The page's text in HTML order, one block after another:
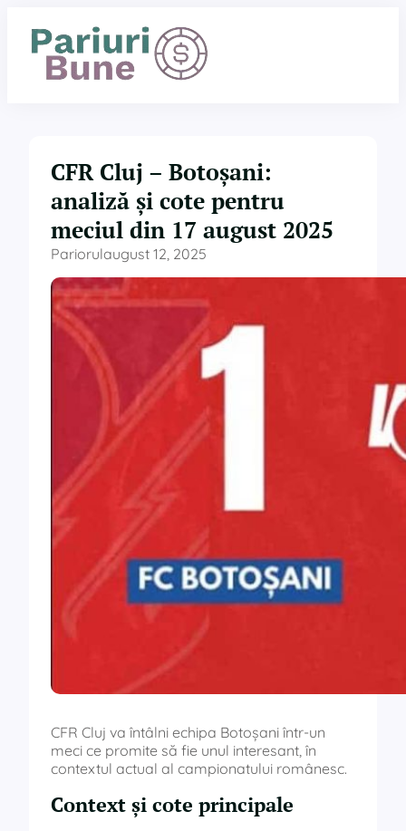
conținut
CFR Cluj – Botoșani:
analiză și cote pentru
meciul din 17 august 2025
Pariorulaugust 12, 2025
CFR Cluj va întâlni echipa Botoșani într-un
meci ce promite să fie unul interesant, în
contextul actual al campionatului românesc.
Context și cote principale